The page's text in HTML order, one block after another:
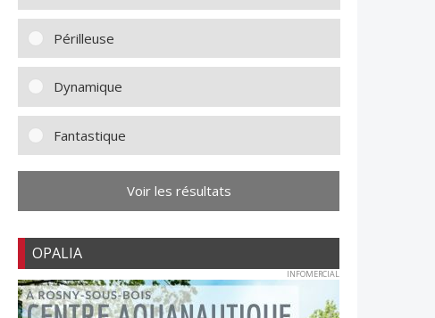
Périlleuse
Dynamique
Fantastique
Voir les résultats
OPALIA
INFOMERCIAL